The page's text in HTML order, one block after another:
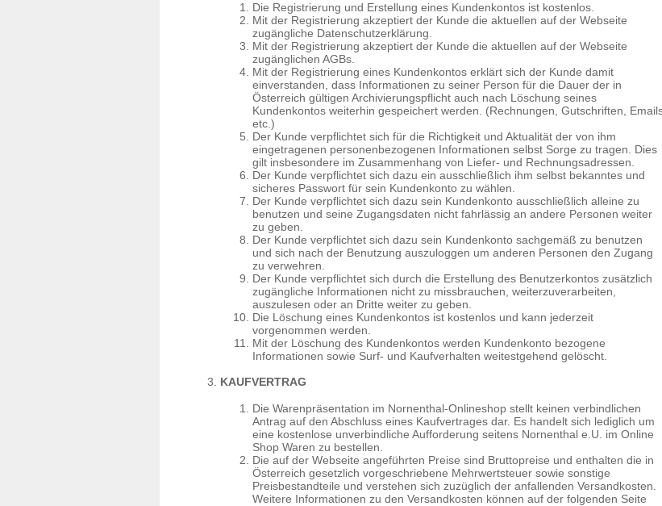
Die Registrierung und Erstellung eines Kundenkontos ist kostenlos.
Mit der Registrierung akzeptiert der Kunde die aktuellen auf der Webseite
zugängliche Datenschutzerklärung.
Mit der Registrierung akzeptiert der Kunde die aktuellen auf der Webseite
zugänglichen AGBs.
Mit der Registrierung eines Kundenkontos erklärt sich der Kunde damit
einverstanden, dass Informationen zu seiner Person für die Dauer der in
Österreich gültigen Archivierungspflicht auch nach Löschung seines
Kundenkontos weiterhin gespeichert werden. (Rechnungen, Gutschriften,
etc.)
Der Kunde verpflichtet sich für die Richtigkeit und Aktualität der von ihm
eingetragenen personenbezogenen Informationen selbst Sorge zu tragen. Dies
gilt insbesondere im Zusammenhang von Liefer- und Rechnungsadressen.
Der Kunde verpflichtet sich dazu ein ausschließlich ihm selbst bekanntes und
sicheres Passwort für sein Kundenkonto zu wählen.
Der Kunde verpflichtet sich dazu sein Kundenkonto ausschließlich alleine zu
benutzen und seine Zugangsdaten nicht fahrlässig an andere Personen weiter
zu geben.
Der Kunde verpflichtet sich dazu sein Kundenkonto sachgemäß zu benutzen
und sich nach der Benutzung auszuloggen um anderen Personen den Zugang
zu verwehren.
Der Kunde verpflichtet sich durch die Erstellung des Benutzerkontos zusätzlich
zugängliche Informationen nicht zu missbrauchen, weiterzuverarbeiten,
auszulesen oder an Dritte weiter zu geben.
Die Löschung eines Kundenkontos ist kostenlos und kann jederzeit
vorgenommen werden.
Mit der Löschung des Kundenkontos werden Kundenkonto bezogene
Informationen sowie Surf- und Kaufverhalten weitestgehend gelöscht.
KAUFVERTRAG
Die Warenpräsentation im Nornenthal-Onlineshop stellt keinen verbindlichen
Antrag auf den Abschluss eines Kaufvertrages dar. Es handelt sich lediglich um
eine kostenlose unverbindliche Aufforderung seitens Nornenthal e.U. im Online
Shop Waren zu bestellen.
Die auf der Webseite angeführten Preise sind Bruttopreise und enthalten die in
Österreich gesetzlich vorgeschriebene Mehrwertsteuer sowie sonstige
Preisbestandteile und verstehen sich zuzüglich der anfallenden Versandkosten.
Weitere Informationen zu den Versandkosten können auf der folgenden Seite